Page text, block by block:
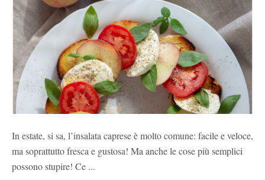
In estate, si sa, l’insalata caprese è molto comune: facile e veloce,
ma soprattutto fresca e gustosa! Ma anche le cose più semplici
possono stupire! Ce ...